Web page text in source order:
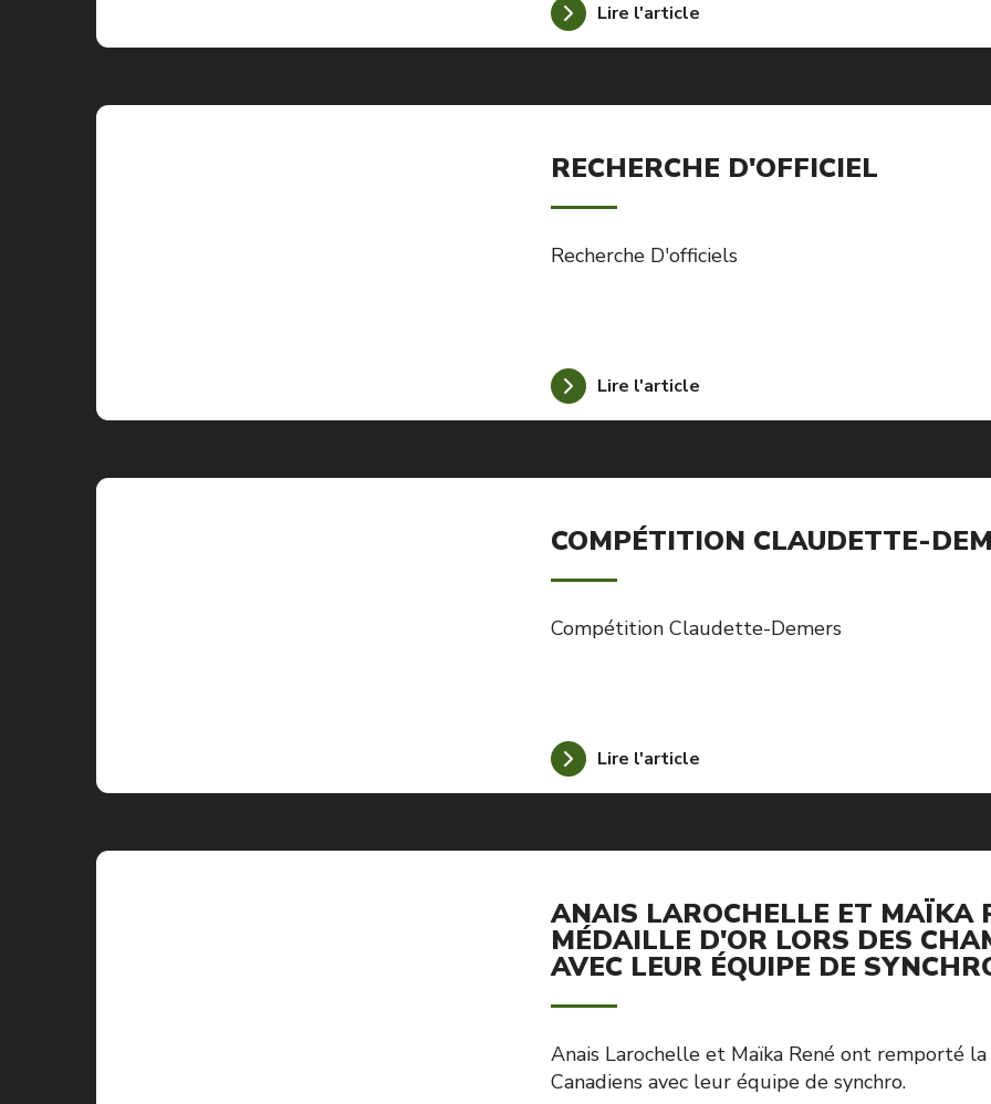
Lire l'article
RECHERCHE D'OFFICIEL
Recherche D'officiels
Lire l'article
COMPÉTITION CLAUDETTE-
Compétition Claudette-Demers
Lire l'article
ANAIS LAROCHELLE ET MAÏKA
MÉDAILLE D'OR LORS DES
AVEC LEUR ÉQUIPE DE
Anais Larochelle et Maïka René ont remporté
Canadiens avec leur équipe de synchro.